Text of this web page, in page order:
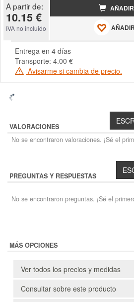
A partir de:
10.15 €
IVA no incluido
Entrega en 4 días
Transporte: 4.00 €
Avisarme si cambia de precio.
VALORACIONES
No se encontraron valoraciones. ¡Sé el
PREGUNTAS Y RESPUESTAS
No se encontraron preguntas. ¡Sé el
MÁS OPCIONES
Ver todos los precios y medidas
Consultar sobre este producto